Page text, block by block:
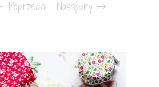
Poprzedni Następny